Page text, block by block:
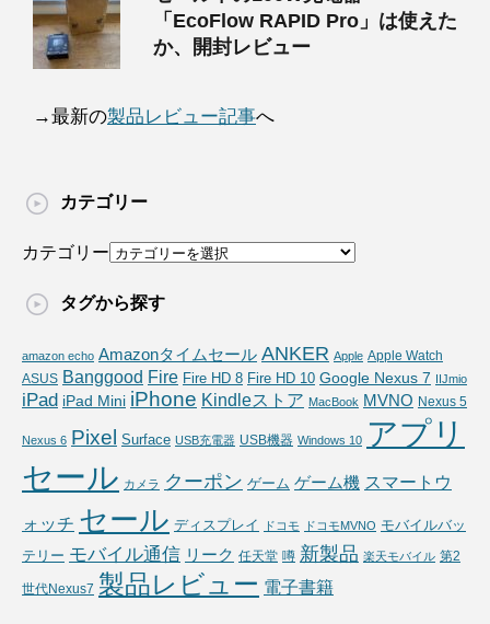
「EcoFlow RAPID Pro」は使えた
か、開封レビュー
→最新の製品レビュー記事へ
カテゴリー
カテゴリー
タグから探す
amazon echo Amazonタイムセール ANKER Apple Apple Watch
ASUS Banggood Fire Fire HD 8 Fire HD 10 Google Nexus 7 IIJmio
iPad iPad Mini iPhone Kindleストア MacBook MVNO Nexus 5
Nexus 6 Pixel Surface USB充電器 USB機器 Windows 10 アプリ
セール カメラ クーポン ゲーム ゲーム機 スマートウ
ォッチ セール ディスプレイ ドコモ ドコモMVNO モバイルバッ
テリー モバイル通信 リーク 任天堂 噂 新製品 楽天モバイル 第2
世代Nexus7 製品レビュー 電子書籍